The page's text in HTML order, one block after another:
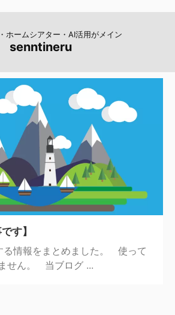
ホームシアター・AI活用がメイン
senntineru
す】
る情報をまとめました。 使って
せん。 当ブログ ...